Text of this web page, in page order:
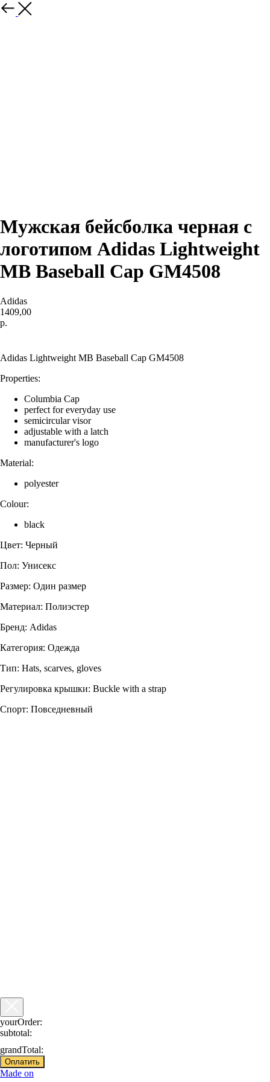
Назад
Мужская бейсболка черная с
логотипом Adidas Lightweight
MB Baseball Cap GM4508
Adidas
1409,00
р.
Adidas Lightweight MB Baseball Cap GM4508
Properties:
Columbia Cap
perfect for everyday use
semicircular visor
adjustable with a latch
manufacturer's logo
Material:
polyester
Colour:
black
Цвет: Черный
Пол: Унисекс
Размер: Один размер
Материал: Полиэстер
Бренд: Adidas
Категория: Одежда
Тип: Hats, scarves, gloves
Регулировка крышки: Buckle with a strap
Спорт: Повседневный
yourOrder:
subtotal:
grandTotal:
Оплатить
Made on